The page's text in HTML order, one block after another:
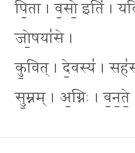
पि॒ता । व॒सो॒ इति॑ ।
जो॒षया॑से ।
कु॒वित् । दे॒वस्य॑ ।
सु॒म्नम् । अ॒ग्निः । व॒न॒ते॒